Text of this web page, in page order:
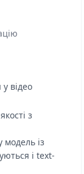
відео
з
із
і text-